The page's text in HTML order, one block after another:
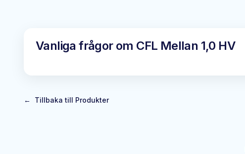
Vanliga frågor om CFL Mellan 1,0 HV
← Tillbaka till Produkter